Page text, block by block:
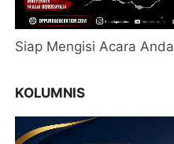
Siap Mengisi Acara Anda
KOLUMNIS